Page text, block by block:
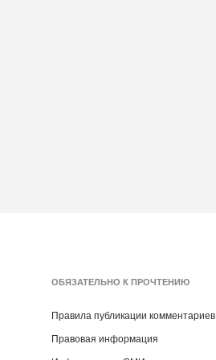
ОБЯЗАТЕЛЬНО К ПРОЧТЕНИЮ
Правила публикации комментариев
Правовая информация